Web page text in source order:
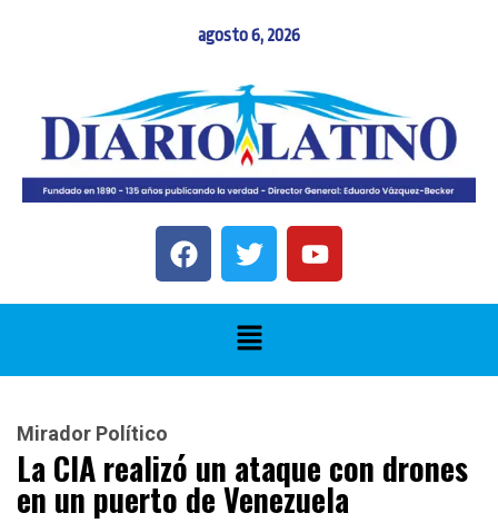
agosto 6, 2026
Mirador Político
La CIA realizó un ataque con drones
en un puerto de Venezuela